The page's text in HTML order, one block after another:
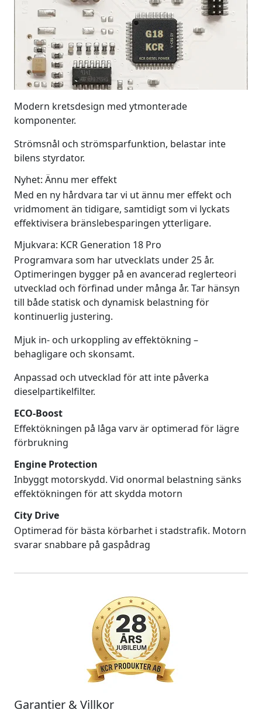
Modern kretsdesign med ytmonterade
komponenter.
Strömsnål och strömsparfunktion, belastar inte
bilens styrdator.
Nyhet: Ännu mer effekt
Med en ny hårdvara tar vi ut ännu mer effekt och
vridmoment än tidigare, samtidigt som vi lyckats
effektivisera bränslebesparingen ytterligare.
Mjukvara: KCR Generation 18 Pro
Programvara som har utvecklats under 25 år.
Optimeringen bygger på en avancerad reglerteori
utvecklad och förfinad under många år. Tar hänsyn
till både statisk och dynamisk belastning för
kontinuerlig justering.
Mjuk in- och urkoppling av effektökning –
behagligare och skonsamt.
Anpassad och utvecklad för att inte påverka
dieselpartikelfilter.
ECO-Boost
Effektökningen på låga varv är optimerad för lägre
förbrukning
Engine Protection
Inbyggt motorskydd. Vid onormal belastning sänks
effektökningen för att skydda motorn
City Drive
Optimerad för bästa körbarhet i stadstrafik. Motorn
svarar snabbare på gaspådrag
Garantier & Villkor